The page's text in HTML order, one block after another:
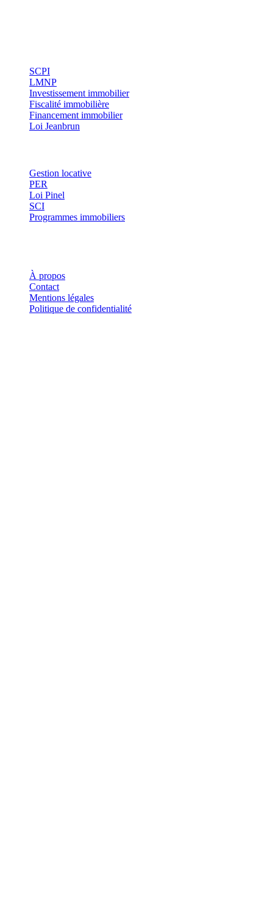
SCPI
LMNP
Investissement immobilier
Fiscalité immobilière
Financement immobilier
Loi Jeanbrun
Gestion locative
PER
Loi Pinel
SCI
Programmes immobiliers
À propos
Contact
Mentions légales
Politique de confidentialité